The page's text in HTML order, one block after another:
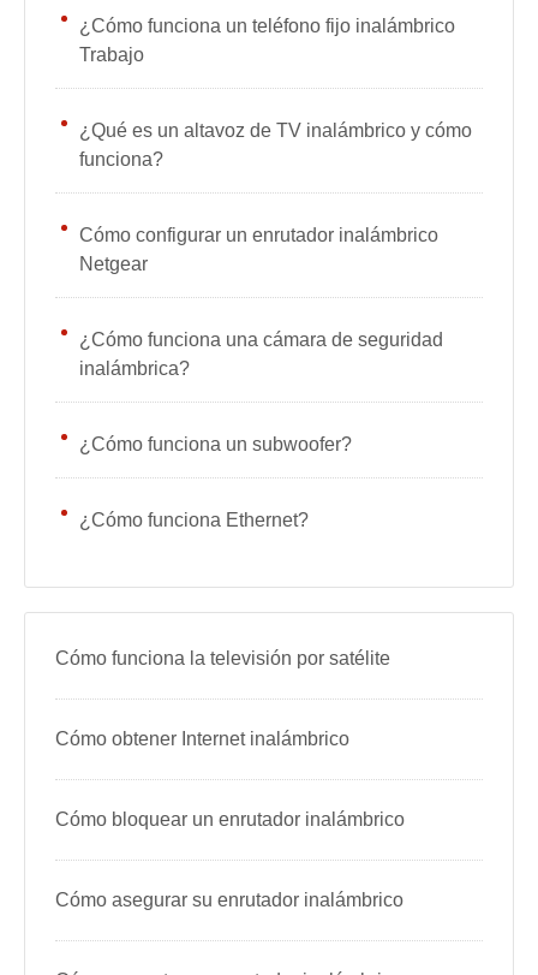
¿Cómo funciona un teléfono fijo inalámbrico
Trabajo
¿Qué es un altavoz de TV inalámbrico y cómo
funciona?
Cómo configurar un enrutador inalámbrico
Netgear
¿Cómo funciona una cámara de seguridad
inalámbrica?
¿Cómo funciona un subwoofer?
¿Cómo funciona Ethernet?
Cómo funciona la televisión por satélite
Cómo obtener Internet inalámbrico
Cómo bloquear un enrutador inalámbrico
Cómo asegurar su enrutador inalámbrico